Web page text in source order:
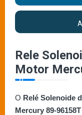
Rele
Motor
O Relé Solenoide
Mercury 89-